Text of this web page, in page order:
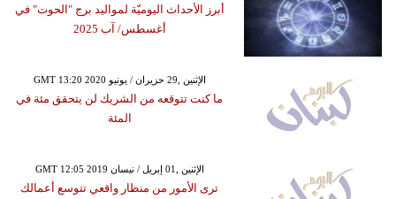
أبرز الأحداث اليوميّة لمواليد برج "الحوت" في
أغسطس/ آب 2025
GMT 13:20 2020 الإثنين ,29 حزيران / يونيو
ما كنت تتوقعه من الشريك لن يتحقق مئة في
المئة
GMT 12:05 2019 الإثنين ,01 إبريل / نيسان
ترى الأمور من منظار واقعي تتوسع أعمالك